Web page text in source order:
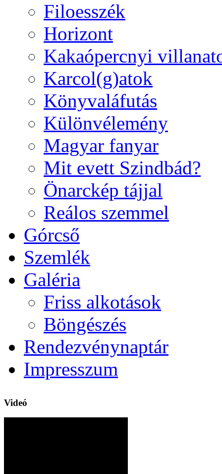
Filoesszék
Horizont
Kakaópercnyi
Karcol(g)atok
Könyvaláfutás
Különvélemény
Magyar fanyar
Mit evett Szindbád?
Önarckép tájjal
Reálos szemmel
Górcső
Szemlék
Galéria
Friss alkotások
Böngészés
Rendezvénynaptár
Impresszum
Videó